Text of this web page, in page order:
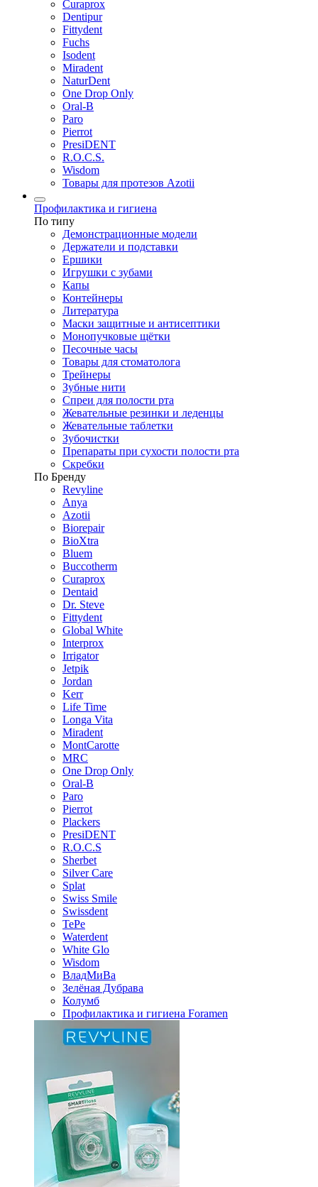
Curaprox
Dentipur
Fittydent
Fuchs
Isodent
Miradent
NaturDent
One Drop Only
Oral-B
Paro
Pierrot
PresiDENT
R.O.C.S.
Wisdom
Товары для протезов Azotii
Профилактика и гигиена
По типу
Демонстрационные модели
Держатели и подставки
Ершики
Игрушки с зубами
Капы
Контейнеры
Литература
Маски защитные и антисептики
Монопучковые щётки
Песочные часы
Товары для стоматолога
Трейнеры
Зубные нити
Спреи для полости рта
Жевательные резинки и леденцы
Жевательные таблетки
Зубочистки
Препараты при сухости полости рта
Скребки
По Бренду
Revyline
Anya
Azotii
Biorepair
BioXtra
Bluem
Buccotherm
Curaprox
Dentaid
Dr. Steve
Fittydent
Global White
Interprox
Irrigator
Jetpik
Jordan
Kerr
Life Time
Longa Vita
Miradent
MontCarotte
MRC
One Drop Only
Oral-B
Paro
Pierrot
Plackers
PresiDENT
R.O.C.S
Sherbet
Silver Care
Splat
Swiss Smile
Swissdent
TePe
Waterdent
White Glo
Wisdom
ВладМиВа
Зелёная Дубрава
Колумб
Профилактика и гигиена Foramen